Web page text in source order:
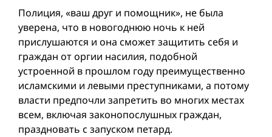
Полиция, «ваш друг и помощник», не была
уверена, что в новогоднюю ночь к ней
прислушаются и она сможет защитить себя и
граждан от оргии насилия, подобной
устроенной в прошлом году преимущественно
исламскими и левыми преступниками, а потому
власти предпочли запретить во многих местах
всем, включая законопослушных граждан,
праздновать c запускoм петард.